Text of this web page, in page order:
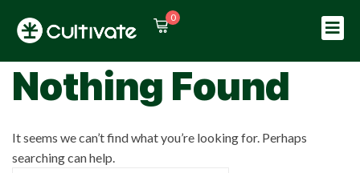
0
Nothing Found
It seems we can’t find what you’re looking for. Perhaps
searching can help.
Sign in
Sign in
Don’t have an account?